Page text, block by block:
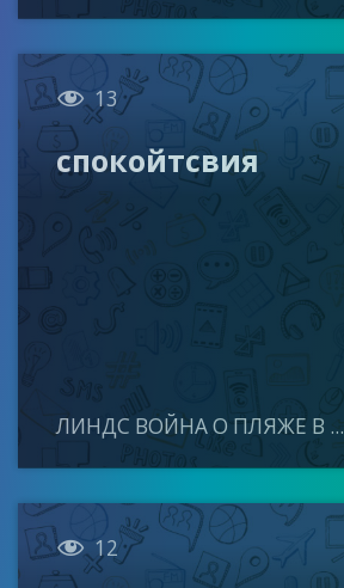
 13
спокойтсвия
ЛИНДС ВОЙНА О ПЛЯЖЕ В ...
 12